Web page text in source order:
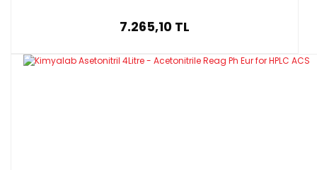
7.265,10 TL